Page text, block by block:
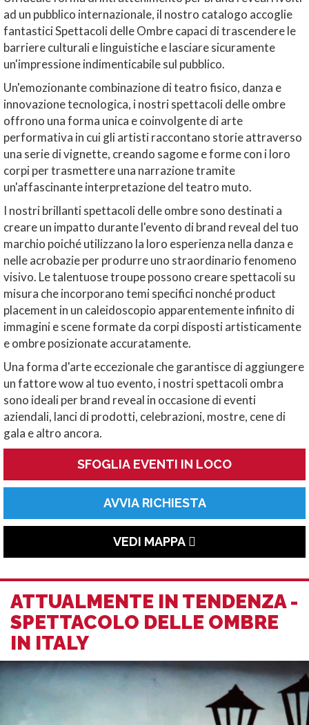
ad un pubblico internazionale, il nostro catalogo accoglie
fantastici Spettacoli delle Ombre capaci di trascendere le
barriere culturali e linguistiche e lasciare sicuramente
un'impressione indimenticabile sul pubblico.
Un'emozionante combinazione di teatro fisico, danza e
innovazione tecnologica, i nostri spettacoli delle ombre
offrono una forma unica e coinvolgente di arte
performativa in cui gli artisti raccontano storie attraverso
una serie di vignette, creando sagome e forme con i loro
corpi per trasmettere una narrazione tramite
un'affascinante interpretazione del teatro muto.
I nostri brillanti spettacoli delle ombre sono destinati a
creare un impatto durante l'evento di brand reveal del tuo
marchio poiché utilizzano la loro esperienza nella danza e
nelle acrobazie per produrre uno straordinario fenomeno
visivo. Le talentuose troupe possono creare spettacoli su
misura che incorporano temi specifici nonché product
placement in un caleidoscopio apparentemente infinito di
immagini e scene formate da corpi disposti artisticamente
e ombre posizionate accuratamente.
Una forma d'arte eccezionale che garantisce di aggiungere
un fattore wow al tuo evento, i nostri spettacoli ombra
sono ideali per brand reveal in occasione di eventi
aziendali, lanci di prodotti, celebrazioni, mostre, cene di
gala e altro ancora.
SFOGLIA EVENTI IN LOCO
AVVIA RICHIESTA
VEDI MAPPA
ATTUALMENTE IN TENDENZA -
SPETTACOLO DELLE OMBRE
IN ITALY